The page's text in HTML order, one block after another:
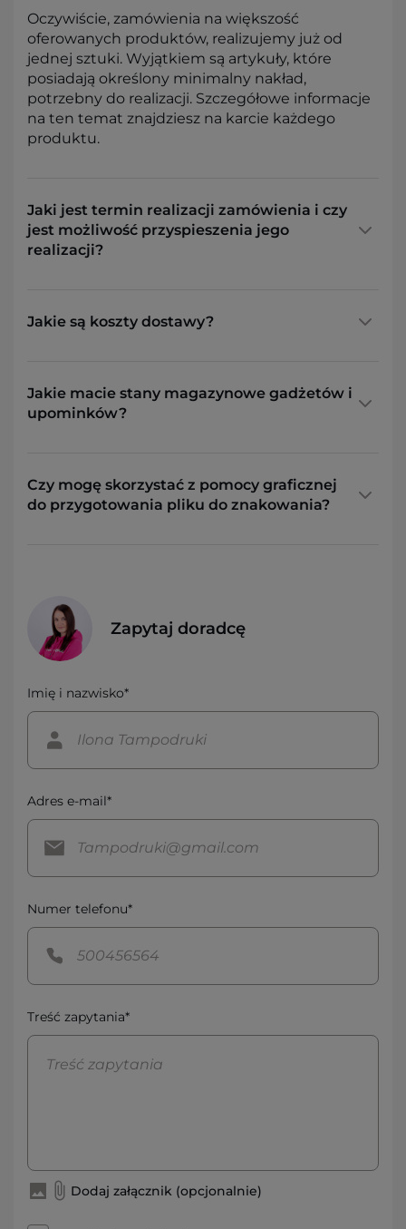
Oczywiście, zamówienia na większość
oferowanych produktów, realizujemy już od
jednej sztuki. Wyjątkiem są artykuły, które
posiadają określony minimalny nakład,
potrzebny do realizacji. Szczegółowe informacje
na ten temat znajdziesz na karcie każdego
produktu.
Jaki jest termin realizacji zamówienia i czy
jest możliwość przyspieszenia jego
realizacji?
Jakie są koszty dostawy?
Jakie macie stany magazynowe gadżetów i
upominków?
Czy mogę skorzystać z pomocy graficznej
do przygotowania pliku do znakowania?
Zapytaj doradcę
Imię i nazwisko*
Adres e-mail*
Numer telefonu*
Treść zapytania*
Dodaj załącznik (opcjonalnie)